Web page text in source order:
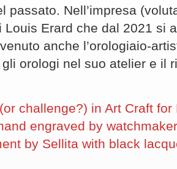
passato. Nell’impresa
Louis Erard che dal 2021 si
anche l’orologiaio-
orologi nel suo atelier e il
challenge?) in Art Craft
engraved by
by Sellita with black